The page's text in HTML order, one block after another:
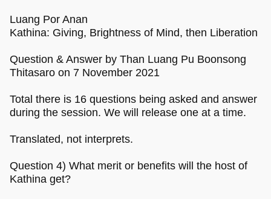
Luang Por Anan
Kathina: Giving, Brightness of Mind, then Liberation
Question & Answer by Than Luang Pu Boonsong
Thitasaro on 7 November 2021
Total there is 16 questions being asked and answer
during the session. We will release one at a time.
Translated, not interprets.
Question 4) What merit or benefits will the host of
Kathina get?